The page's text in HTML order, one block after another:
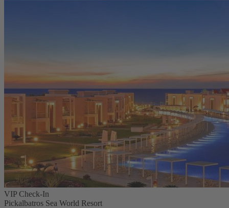
VIP Check-In
Pickalbatros Sea World Resort